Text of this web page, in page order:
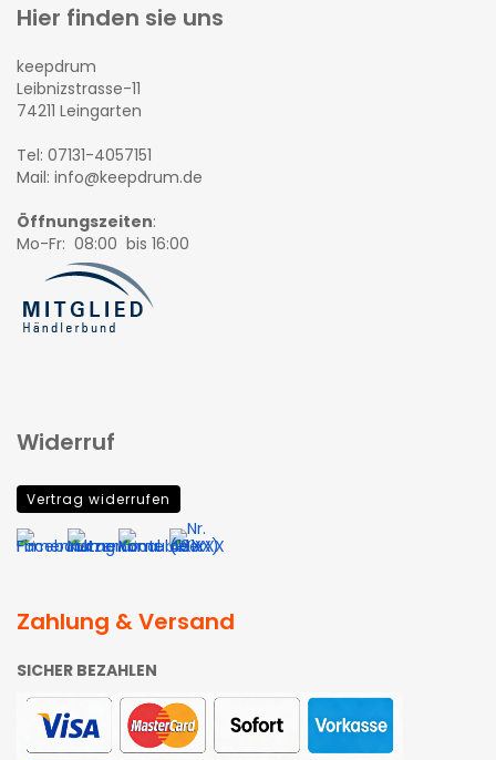
Hier finden sie uns
keepdrum
Leibnizstrasse-11
74211 Leingarten
Tel: 07131-4057151
Mail: info@keepdrum.de
Öffnungszeiten:
Mo-Fr: 08:00 bis 16:00
Widerruf
Vertrag widerrufen
Zahlung & Versand
SICHER BEZAHLEN